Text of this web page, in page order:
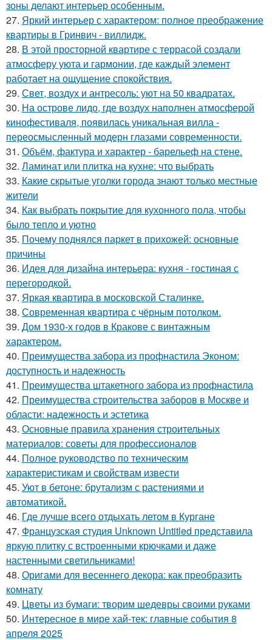
зоны делают интерьер особенным.
27. Яркий интерьер с характером: полное преображение
квартиры в Гринвич - виллидж.
28. В этой просторной квартире с террасой создали
атмосферу уюта и гармонии, где каждый элемент
работает на ощущение спокойствия.
29. Свет, воздух и антресоль: уют на 50 квадратах.
30. На острове лидо, где воздух наполнен атмосферой
кинофестиваля, появилась уникальная вилла -
переосмысленный модерн глазами современности.
31. Объём, фактура и характер - барельеф на стене.
32. Ламинат или плитка на кухне: что выбрать
33. Какие скрытые уголки города знают только местные
жители
34. Как выбрать покрытие для кухонного пола, чтобы
было тепло и уютно
35. Почему поднялся паркет в прихожей: основные
причины
36. Идея для дизайна интерьера: кухня - гостиная с
перегородкой.
37. Яркая квартира в московской Сталинке.
38. Современная квартира с чёрным потолком.
39. Дом 1930-х годов в Кракове с винтажным
характером.
40. Преимущества забора из профнастила Эконом:
доступность и надежность
41. Преимущества штакетного забора из профнастила
42. Преимущества строительства заборов в Москве и
области: надежность и эстетика
43. Основные правила хранения строительных
материалов: советы для профессионалов
44. Полное руководство по техническим
характеристикам и свойствам извести
45. Уют в бетоне: брутализм с растениями и
автоматикой.
46. Где лучше всего отдыхать летом в Кургане
47. Французская студия Unknown Untitled представила
яркую плитку с встроенными крючками и даже
настенными светильниками!
48. Оригами для весеннего декора: как преобразить
комнату
49. Цветы из бумаги: творим шедевры своими руками
50. Интересное в мире хай-тек: главные события 8
апреля 2025